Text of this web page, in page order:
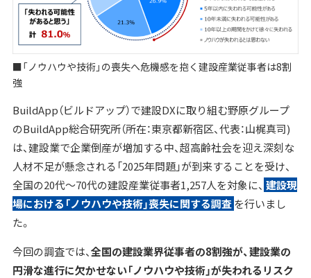
■「ノウハウや技術」の喪失へ危機感を抱く建設産業従事者は8割
強
BuildApp（ビルドアップ）で建設DXに取り組む野原グループ
のBuildApp総合研究所（所在：東京都新宿区、代表：山梶真司)
は、建設業で企業倒産が増加する中、超高齢社会を迎え深刻な
人材不足が懸念される「2025年問題」が到来することを受け、
全国の20代～70代の建設産業従事者1,257人を対象に、 建設現
場における「ノウハウや技術」喪失に関する調査を行いまし
た。
今回の調査では、全国の建設業界従事者の8割強が、建設業の
円滑な進行に欠かせない「ノウハウや技術」が失われるリスク